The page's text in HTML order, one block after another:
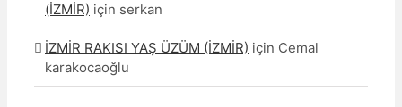
(İZMİR) için serkan
İZMİR RAKISI YAŞ ÜZÜM (İZMİR) için Cemal
karakocaoğlu